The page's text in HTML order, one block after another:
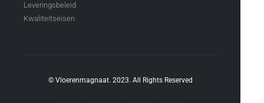
Leveringsbeleid
Kwaliteitseisen
© Vloerenmagnaat. 2023. All Rights Reserved